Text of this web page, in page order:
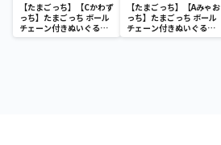
【たまごっち】【Cかわず
っち】たまごっち ボール
チェーン付きぬいぐるみ
～Tamagotchi
【たまごっち】【Aみゃお
っち】たまごっち ボール
チェーン付きぬいぐるみ
～Tamagotchi